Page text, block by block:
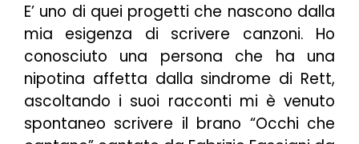
E’ uno di quei progetti che nascono dalla
mia esigenza di scrivere canzoni. Ho
conosciuto una persona che ha una
nipotina affetta dalla sindrome di Rett,
ascoltando i suoi racconti mi è venuto
spontaneo scrivere il brano “Occhi che